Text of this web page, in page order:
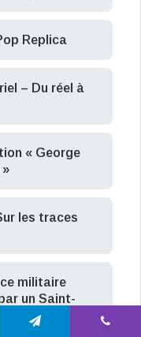
Replica
– Du réel à
« George
»
les traces
militaire
un Saint-